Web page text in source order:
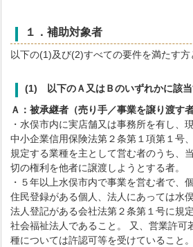
１．補助対象者
以下の(1)及び(2)すべての要件を満たす方
(1) 以下のＡ又はＢのいずれかに該
Ａ：被承継者（売り手／事業を譲り渡す者
・水俣市内に実店舗又は事務所を有し、
中小企業信用保険法第２条第１項第１号
規定する業種を主として営む者のうち、
切の権利を他者に譲渡しようとする者。
・５年以上水俣市内で事業を営む者で、
住民登録がある個人、法人にあっては水
法人登記がある会社法第２条第１号に規
社会福祉法人であること。 又、営業許可
種については許認可等を受けていること。